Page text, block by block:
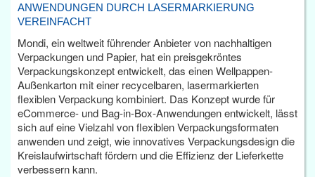
ANWENDUNGEN DURCH LASERMARKIERUNG
VEREINFACHT
Mondi, ein weltweit führender Anbieter von nachhaltigen
Verpackungen und Papier, hat ein preisgekröntes
Verpackungskonzept entwickelt, das einen Wellpappen-
Außenkarton mit einer recycelbaren, lasermarkierten
flexiblen Verpackung kombiniert. Das Konzept wurde für
eCommerce- und Bag-in-Box-Anwendungen entwickelt, lässt
sich auf eine Vielzahl von flexiblen Verpackungsformaten
anwenden und zeigt, wie innovatives Verpackungsdesign die
Kreislaufwirtschaft fördern und die Effizienz der Lieferkette
verbessern kann.